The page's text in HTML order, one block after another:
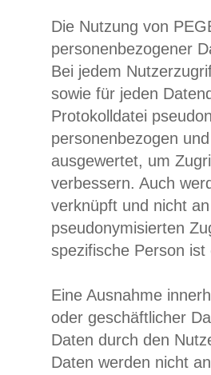
Die Nutzung von
personenbezogener
Bei jedem
sowie für jeden
Protokolldatei
personenbezogen
ausgewertet, um
verbessern. Auch
verknüpft und nicht
pseudonymisierten
spezifische Person
Eine Ausnahme
oder geschäftlicher
Daten durch den
Daten werden nicht